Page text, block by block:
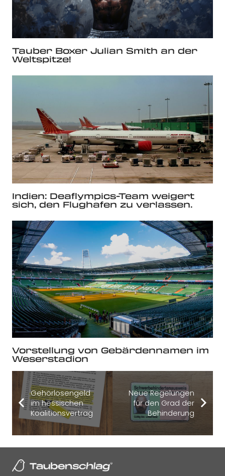
Tauber Boxer Julian Smith an der
Weltspitze!
Indien: Deaflympics-Team weigert
sich, den Flughafen zu verlassen.
Vorstellung von Gebärdennamen im
Weserstadion
Gehörlosengeld
im hessischen
Koalitionsvertrag
Neue Regelungen
für den Grad der
Behinderung